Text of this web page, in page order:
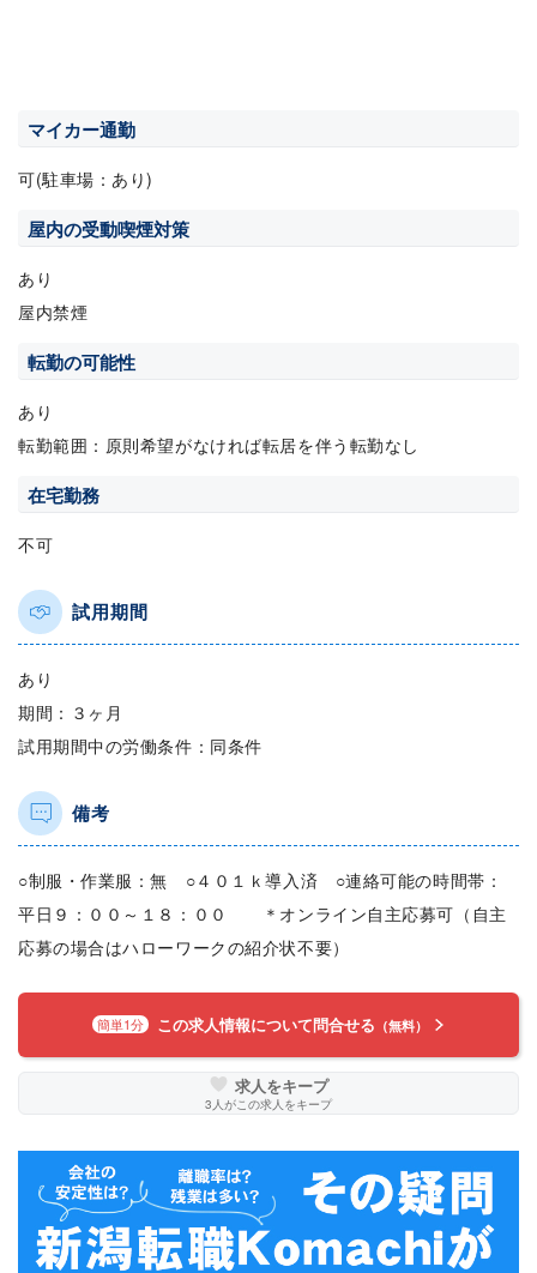
マイカー通勤
可(駐車場：あり)
屋内の受動喫煙対策
あり
屋内禁煙
転勤の可能性
あり
転勤範囲：原則希望がなければ転居を伴う転勤なし
在宅勤務
不可
試用期間
あり
期間：３ヶ月
試用期間中の労働条件：同条件
備考
○制服・作業服：無 ○４０１ｋ導入済 ○連絡可能の時間帯：
平日９：００～１８：００ ＊オンライン自主応募可（自主
応募の場合はハローワークの紹介状不要）
簡単1分 この求人情報について問合せる （無料）
求人をキープ
3 人がこの求人をキープ